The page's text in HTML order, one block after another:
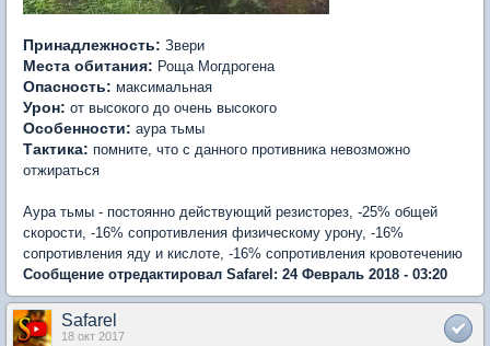
Принадлежность: Звери
Места обитания: Роща Могдрогена
Опасность: максимальная
Урон: от высокого до очень высокого
Особенности: аура тьмы
Тактика: помните, что с данного противника невозможно
отжираться
Аура тьмы - постоянно действующий резисторез, -25% общей
скорости, -16% сопротивления физическому урону, -16%
сопротивления яду и кислоте, -16% сопротивления кровотечению
Сообщение отредактировал Safarel: 24 Февраль 2018 - 03:20
Safarel
18 окт 2017